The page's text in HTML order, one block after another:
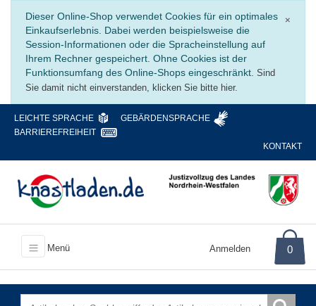
×
Dieser Online-Shop verwendet Cookies für ein optimales
Einkaufserlebnis. Dabei werden beispielsweise die
Session-Informationen oder die Spracheinstellung auf
Ihrem Rechner gespeichert. Ohne Cookies ist der
Funktionsumfang des Online-Shops eingeschränkt. Sind
Sie damit nicht einverstanden, klicken Sie bitte hier.
LEICHTE SPRACHE
GEBÄRDENSPRACHE
BARRIEREFREIHEIT
KONTAKT
Menü Anmelden 0